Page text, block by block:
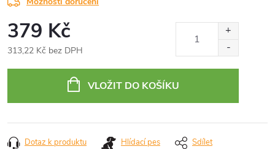
379 Kč
313,22 Kč bez DPH
VLOŽIT DO KOŠÍKU
Dotaz k produktu Hlídací pes Sdílet